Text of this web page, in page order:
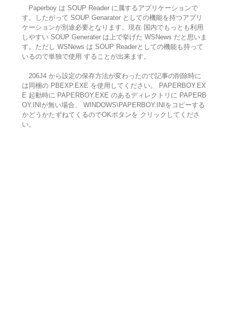
Paperboy は SOUP Reader に属するアプリケーションで
す。したがって SOUP Genarater としての機能を持つアプリ
ケーションが別途必要となります。現在 国内でもっとも利用
しやすい SOUP Generater は上で挙げた WSNews だと思いま
す。ただし WSNews は SOUP Readerとしての機能も持って
いるので単独で使用 することが出来ます。
206J4 から設定の保存方法が変わったので記事の削除時に
は同梱の PBEXP.EXE を使用してください。 PAPERBOY.EX
E 起動時に PAPERBOY.EXE のあるディレクトリに PAPERB
OY.INIが無い場合、 WINDOWS\PAPERBOY.INIをコピーする
かどうかたずねてくるのでOKボタンを クリックしてくださ
い。